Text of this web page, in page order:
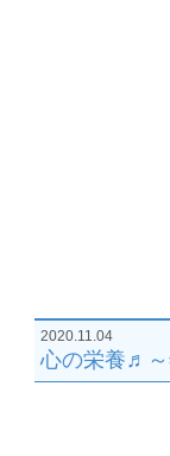
2020.11.04
心の栄養♬～